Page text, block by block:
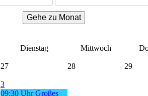
Gehe zu Monat
Dienstag Mittwoch
27 28 29
3
09:30 Uhr Großes